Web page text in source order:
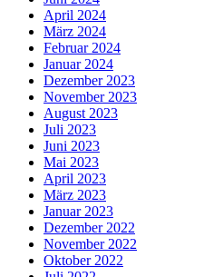
April 2024
März 2024
Februar 2024
Januar 2024
Dezember 2023
November 2023
August 2023
Juli 2023
Juni 2023
Mai 2023
April 2023
März 2023
Januar 2023
Dezember 2022
November 2022
Oktober 2022